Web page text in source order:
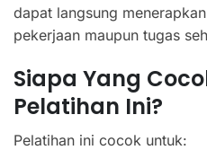
dapat langsung
pekerjaan maupun tugas
Siapa Yang
Pelatihan Ini?
Pelatihan ini cocok untuk: